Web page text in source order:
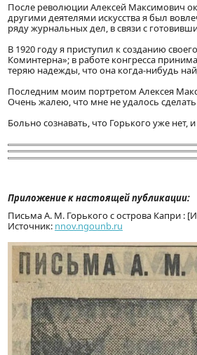
После революции Алексей Максимович
другими деятелями искусства я был
ряду журнальных дел, в связи с
В 1920 году я приступил к созданию
Коминтерна»; в работе конгресса
теряю надежды, что она когда-нибудь
Последним моим портретом Алексея
Очень жалею, что мне не удалось
Больно сознавать, что Горького уже
Приложение к настоящей публикации:
Письма А. М. Горького с острова Капри :
Источник: nnov.ngounb.ru